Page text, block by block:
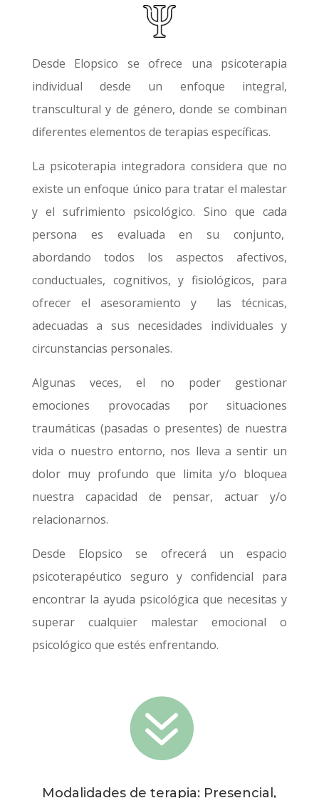
Desde Elopsico se ofrece una psicoterapia
individual desde un enfoque integral,
transcultural y de género, donde se combinan
diferentes elementos de terapias específicas.
La psicoterapia integradora considera que no
existe un enfoque único para tratar el malestar
y el sufrimiento psicológico. Sino que cada
persona es evaluada en su conjunto,
abordando todos los aspectos afectivos,
conductuales, cognitivos, y fisiológicos, para
ofrecer el asesoramiento y las técnicas,
adecuadas a sus necesidades individuales y
circunstancias personales.
Algunas veces, el no poder gestionar
emociones provocadas por situaciones
traumáticas (pasadas o presentes) de nuestra
vida o nuestro entorno, nos lleva a sentir un
dolor muy profundo que limita y/o bloquea
nuestra capacidad de pensar, actuar y/o
relacionarnos.
Desde Elopsico se ofrecerá un espacio
psicoterapéutico seguro y confidencial para
encontrar la ayuda psicológica que necesitas y
superar cualquier malestar emocional o
psicológico que estés enfrentando.

Modalidades de terapia: Presencial,